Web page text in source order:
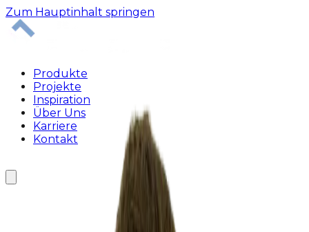
Zum Hauptinhalt springen
Produkte
Projekte
Inspiration
Über Uns
Karriere
Kontakt